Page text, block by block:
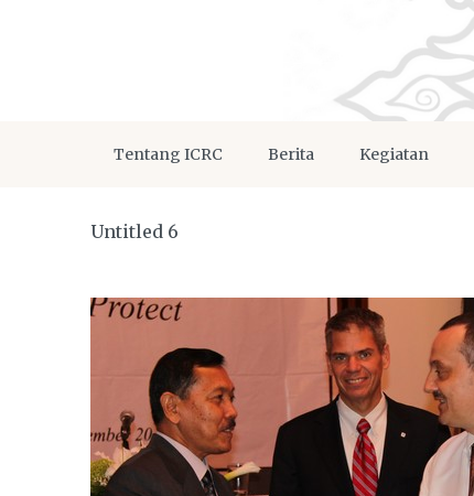
Tentang ICRC Berita Kegiatan
Untitled 6